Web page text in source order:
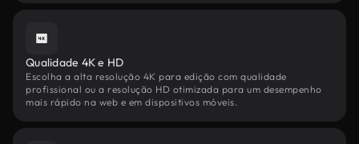
Qualidade 4K e HD
Escolha a alta resolução 4K para edição com qualidade
profissional ou a resolução HD otimizada para um desempenho
mais rápido na web e em dispositivos móveis.